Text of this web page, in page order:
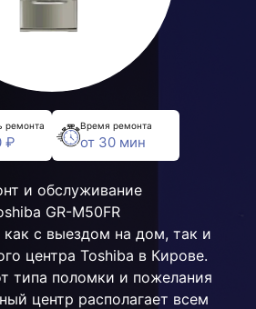
ремонта
₽
Время ремонта
от 30 мин
и обслуживание
GR-M50FR
как с выездом на дом, так и
центра Toshiba в Кирове.
типа поломки и пожелания
центр располагает всем